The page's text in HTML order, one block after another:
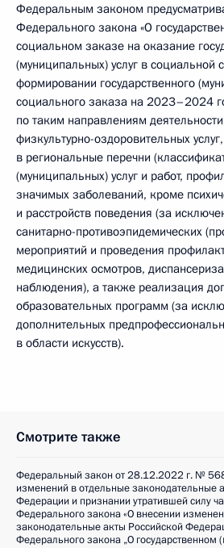
Федеральным законом
Федерального закона «О
социальном заказе на оказание
(муниципальных) услуг в социальной
формировании государственного
социального заказа на 2023–2024
по таким направлениям
физкультурно-оздоровительных
в региональные перечни
(муниципальных) услуг и работ,
значимых заболеваний, кроме
и расстройств поведения (за
санитарно-противоэпидемических
мероприятий и проведения
медицинских осмотров,
наблюдения), а также реализация
образовательных программ (за
дополнительных
в области искусств).
Смотрите также
Федеральный закон от 28.12.2022 г. №
изменений в отдельные законодательные
Федерации и признании утратившей силу
Федерального закона «О внесении
законодательные акты Российской
Федерального закона „О государственном